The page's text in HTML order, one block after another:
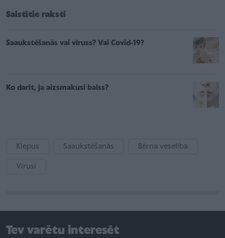
Saistītie raksti
Saaukstēšanās vai vīruss? Vai Covid-19?
Ko darīt, ja aizsmakusi balss?
Klepus Saaukstēšanās Bērna veselība
Vīrusi
Tev varētu interesēt